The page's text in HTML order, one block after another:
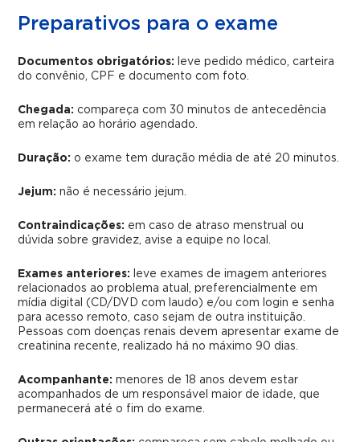
Preparativos para o exame
Documentos obrigatórios:
leve pedido médico, carteira
do convênio, CPF e documento com foto.
Chegada: compareça com 30 minutos de antecedência
em relação ao horário agendado.
Duração: o exame tem duração média de até 20 minutos.
Jejum: não é necessário jejum.
Contraindicações: em caso de atraso menstrual ou
dúvida sobre gravidez, avise a equipe no local.
Exames anteriores:
leve exames de imagem anteriores
relacionados ao problema atual, preferencialmente em
mídia digital (CD/DVD com laudo) e/ou com login e senha
para acesso remoto, caso sejam de outra instituição.
Pessoas com doenças renais devem apresentar exame de
creatinina recente, realizado há no máximo 90 dias.
Acompanhante: menores de 18 anos devem estar
acompanhados de um responsável maior de idade, que
permanecerá até o fim do exame.